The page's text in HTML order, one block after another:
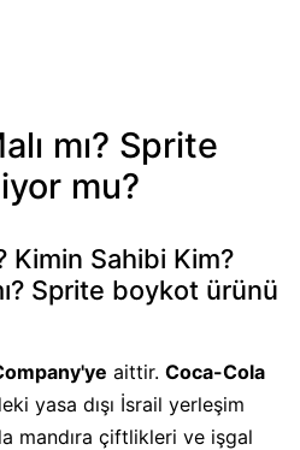
mı? Sprite
mu?
Kimin Sahibi Kim?
Sprite boykot ürünü
aittir. Coca-Cola
yasa dışı İsrail yerleşim
mandıra çiftlikleri ve işgal